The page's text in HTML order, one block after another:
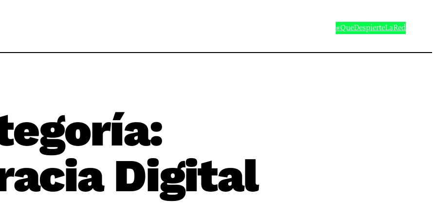
#QueDespierteLaRed
Digital